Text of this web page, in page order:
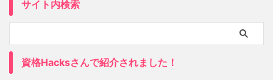
サイト内検索
資格Hacksさんで紹介されました！